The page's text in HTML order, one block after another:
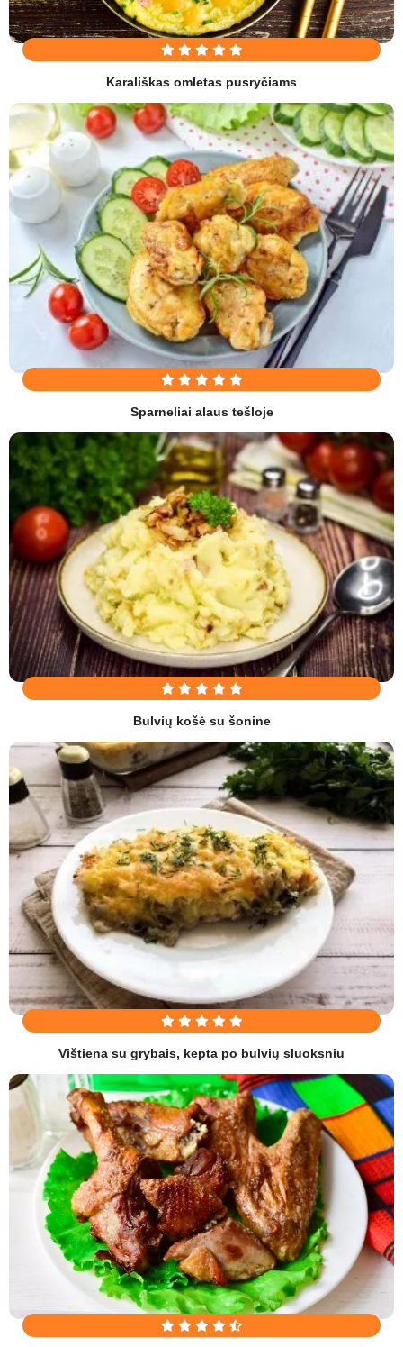
Karališkas omletas pusryčiams
Sparneliai alaus tešloje
Bulvių košė su šonine
Vištiena su grybais, kepta po bulvių sluoksniu